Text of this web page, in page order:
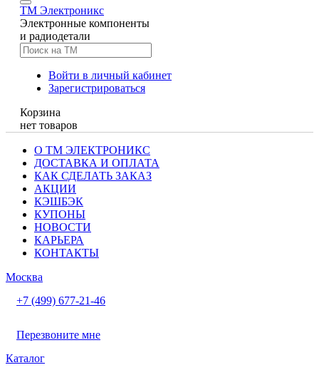
TM Электроникс
Электронные компоненты
и радиодетали
Войти в личный кабинет
Зарегистрироваться
Корзина
нет товаров
О ТМ ЭЛЕКТРОНИКС
ДОСТАВКА И ОПЛАТА
КАК СДЕЛАТЬ ЗАКАЗ
АКЦИИ
КЭШБЭК
КУПОНЫ
НОВОСТИ
КАРЬЕРА
КОНТАКТЫ
Москва
+7 (499) 677-21-46
Перезвоните мне
Каталог